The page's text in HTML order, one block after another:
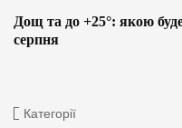
Дощ та до +25°: якою
серпня
Категорії